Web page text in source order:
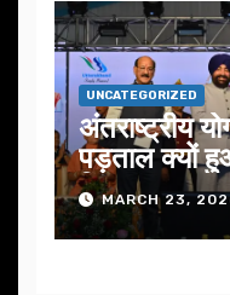
UNCATEGORIZED
अंतराष्ट्रीय
पड़ताल क्यों
निखार
MARCH 23,